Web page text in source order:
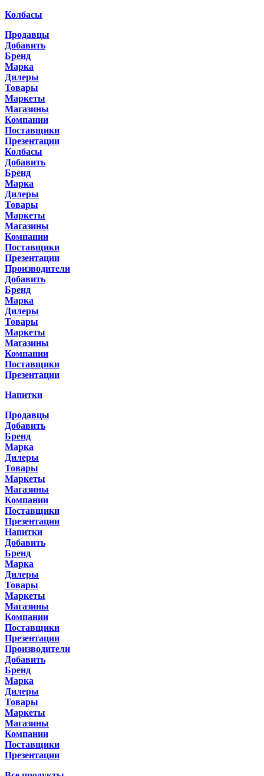
Колбасы
Продавцы
Добавить
Бренд
Марка
Дилеры
Товары
Маркеты
Магазины
Компании
Поставщики
Презентации
Колбасы
Добавить
Бренд
Марка
Дилеры
Товары
Маркеты
Магазины
Компании
Поставщики
Презентации
Производители
Добавить
Бренд
Марка
Дилеры
Товары
Маркеты
Магазины
Компании
Поставщики
Презентации
Напитки
Продавцы
Добавить
Бренд
Марка
Дилеры
Товары
Маркеты
Магазины
Компании
Поставщики
Презентации
Напитки
Добавить
Бренд
Марка
Дилеры
Товары
Маркеты
Магазины
Компании
Поставщики
Презентации
Производители
Добавить
Бренд
Марка
Дилеры
Товары
Маркеты
Магазины
Компании
Поставщики
Презентации